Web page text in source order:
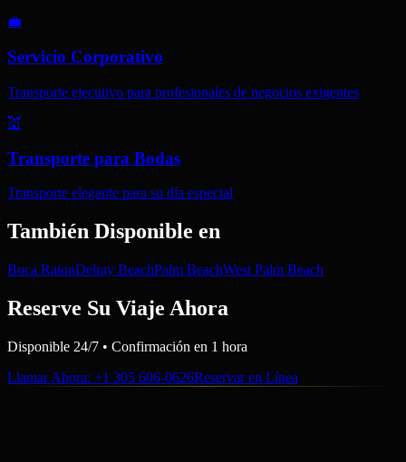
💼
Servicio Corporativo
Transporte ejecutivo para profesionales de negocios exigentes
💒
Transporte para Bodas
Transporte elegante para su día especial
También Disponible en
Boca RatonDelray BeachPalm BeachWest Palm Beach
Reserve Su Viaje Ahora
Disponible 24/7 • Confirmación en 1 hora
Llamar Ahora: +1 305 606-0626Reservar en Línea